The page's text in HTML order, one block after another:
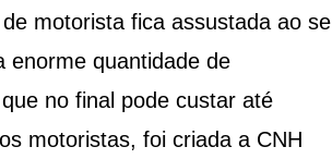
motorista fica assustada ao se
enorme quantidade de
no final pode custar até
motoristas, foi criada a CNH